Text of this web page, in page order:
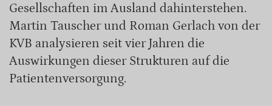
Gesellschaften im Ausland dahinterstehen.
Martin Tauscher und Roman Gerlach von der
KVB analysieren seit vier Jahren die
Auswirkungen dieser Strukturen auf die
Patientenversorgung.